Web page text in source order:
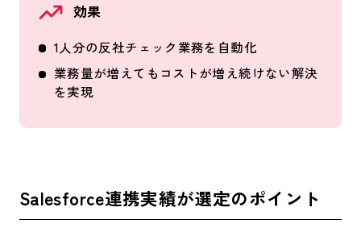
効果
1人分の反社チェック業務を自動化
業務量が増えてもコストが増え続けない解決
を実現
Salesforce連携実績が選定のポイント